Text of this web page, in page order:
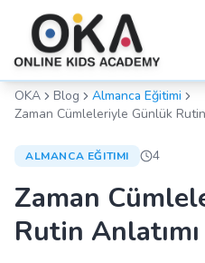
OKA Blog
Almanca Eğitimi
Zaman Cümleleriyle Günlük Rutin
ALMANCA EĞITIMI 4
Zaman
Rutin Anlatımı